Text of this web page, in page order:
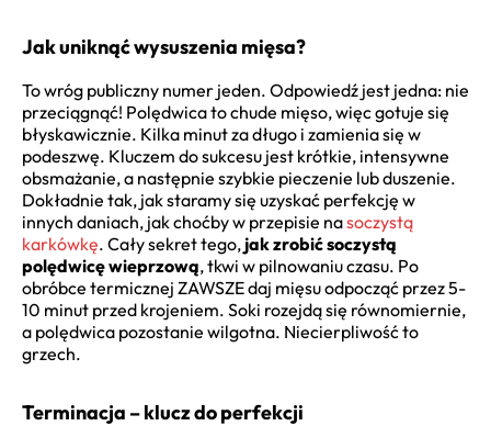
Jak uniknąć wysuszenia mięsa?
To wróg publiczny numer jeden. Odpowiedź jest jedna: nie
przeciągnąć! Polędwica to chude mięso, więc gotuje się
błyskawicznie. Kilka minut za długo i zamienia się w
podeszwę. Kluczem do sukcesu jest krótkie, intensywne
obsmażanie, a następnie szybkie pieczenie lub duszenie.
Dokładnie tak, jak staramy się uzyskać perfekcję w
innych daniach, jak choćby w przepisie nasoczystą
karkówkę. Cały sekret tego, jak zrobić soczystą
polędwicę wieprzową, tkwi w pilnowaniu czasu. Po
obróbce termicznej ZAWSZE daj mięsu odpocząć przez 5-
10 minut przed krojeniem. Soki rozejdą się równomiernie,
a polędwica pozostanie wilgotna. Niecierpliwość to
grzech.
Terminacja – klucz do perfekcji